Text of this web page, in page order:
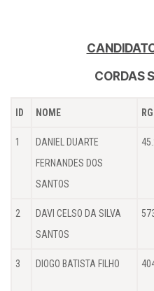
CORDAS
ID NOME RG
1
DANIEL DUARTE
FERNANDES DOS
SANTOS
2
DAVI CELSO DA SILVA
SANTOS
3 DIOGO BATISTA FILHO